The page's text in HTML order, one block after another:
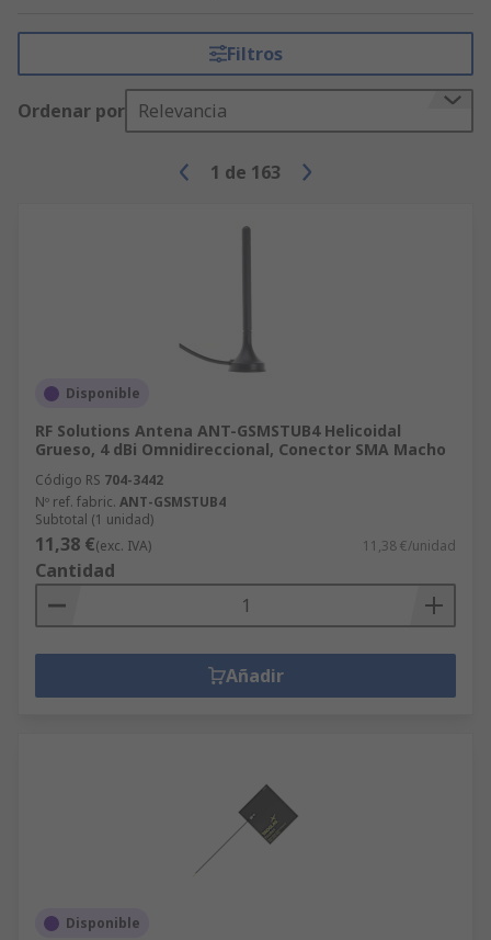
Filtros
Ordenar por Relevancia
1 de 163
Disponible
RF Solutions Antena ANT-GSMSTUB4 Helicoidal
Grueso, 4 dBi Omnidireccional, Conector SMA Macho
Código RS 704-3442
Nº ref. fabric. ANT-GSMSTUB4
Subtotal (1 unidad)
11,38 €(exc. IVA) 11,38 €/unidad
Cantidad
Añadir
Disponible